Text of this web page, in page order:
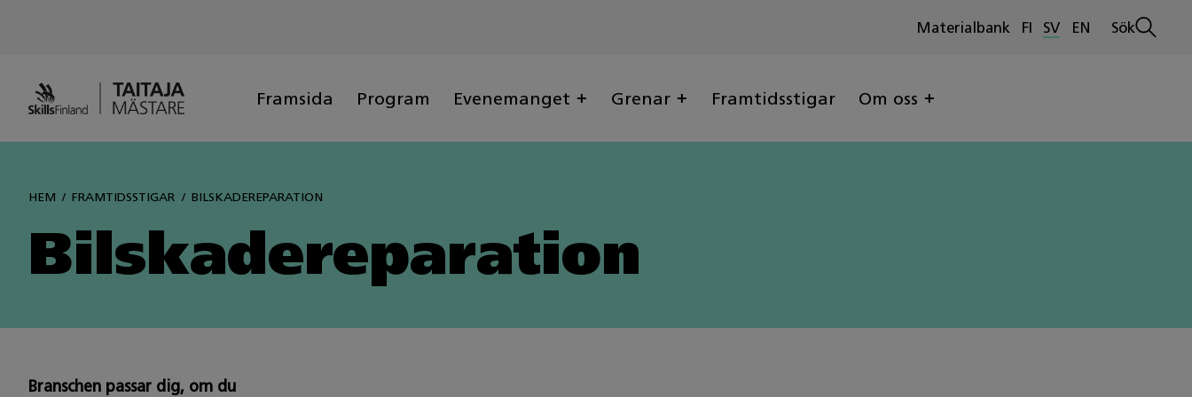
Materialbank FI SV EN
Öppna
Sök
Framsida Program Evenemanget Grenar Framtidsstigar Om oss
HEM FRAMTIDSSTIGAR BILSKADEREPARATION
Bilskadereparation
Branschen passar dig, om du